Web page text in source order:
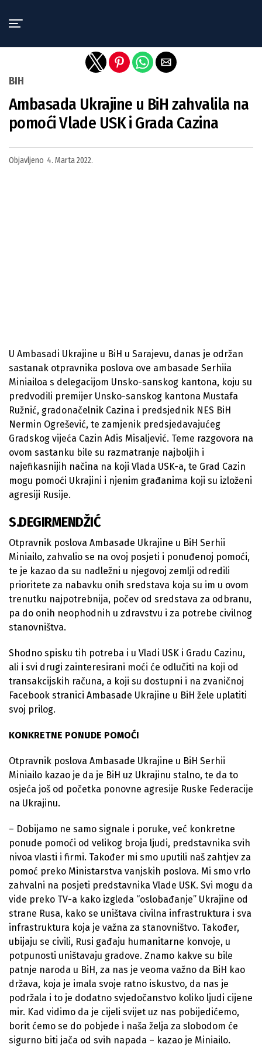
BIH
Ambasada Ukrajine u BiH zahvalila na
pomoći Vlade USK i Grada Cazina
Objavljeno 4. Marta 2022.
U Ambasadi Ukrajine u BiH u Sarajevu, danas je održan
sastanak otpravnika poslova ove ambasade Serhiia
Miniailoa s delegacijom Unsko-sanskog kantona, koju su
predvodili premijer Unsko-sanskog kantona Mustafa
Ružnić, gradonačelnik Cazina i predsjednik NES BiH
Nermin Ogrešević, te zamjenik predsjedavajućeg
Gradskog vijeća Cazin Adis Misaljević. Teme razgovora na
ovom sastanku bile su razmatranje najboljih i
najefikasnijih načina na koji Vlada USK-a, te Grad Cazin
mogu pomoći Ukrajini i njenim građanima koji su izloženi
agresiji Rusije.
S.DEGIRMENDŽIĆ
Otpravnik poslova Ambasade Ukrajine u BiH Serhii
Miniailo, zahvalio se na ovoj posjeti i ponuđenoj pomoći,
te je kazao da su nadležni u njegovoj zemlji odredili
prioritete za nabavku onih sredstava koja su im u ovom
trenutku najpotrebnija, počev od sredstava za odbranu,
pa do onih neophodnih u zdravstvu i za potrebe civilnog
stanovništva.
Shodno spisku tih potreba i u Vladi USK i Gradu Cazinu,
ali i svi drugi zainteresirani moći će odlučiti na koji od
transakcijskih računa, a koji su dostupni i na zvaničnoj
Facebook stranici Ambasade Ukrajine u BiH žele uplatiti
svoj prilog.
KONKRETNE PONUDE POMOĆI
Otpravnik poslova Ambasade Ukrajine u BiH Serhii
Miniailo kazao je da je BiH uz Ukrajinu stalno, te da to
osjeća još od početka ponovne agresije Ruske Federacije
na Ukrajinu.
– Dobijamo ne samo signale i poruke, već konkretne
ponude pomoći od velikog broja ljudi, predstavnika svih
nivoa vlasti i firmi. Također mi smo uputili naš zahtjev za
pomoć preko Ministarstva vanjskih poslova. Mi smo vrlo
zahvalni na posjeti predstavnika Vlade USK. Svi mogu da
vide preko TV-a kako izgleda “oslobađanje” Ukrajine od
strane Rusa, kako se uništava civilna infrastruktura i sva
infrastruktura koja je važna za stanovništvo. Također,
ubijaju se civili, Rusi gađaju humanitarne konvoje, u
potpunosti uništavaju gradove. Znamo kakve su bile
patnje naroda u BiH, za nas je veoma važno da BiH kao
država, koja je imala svoje ratno iskustvo, da nas je
podržala i to je dodatno svjedočanstvo koliko ljudi cijene
mir. Kad vidimo da je cijeli svijet uz nas pobijedićemo,
borit ćemo se do pobjede i naša želja za slobodom će
sigurno biti jača od svih napada – kazao je Miniailo.